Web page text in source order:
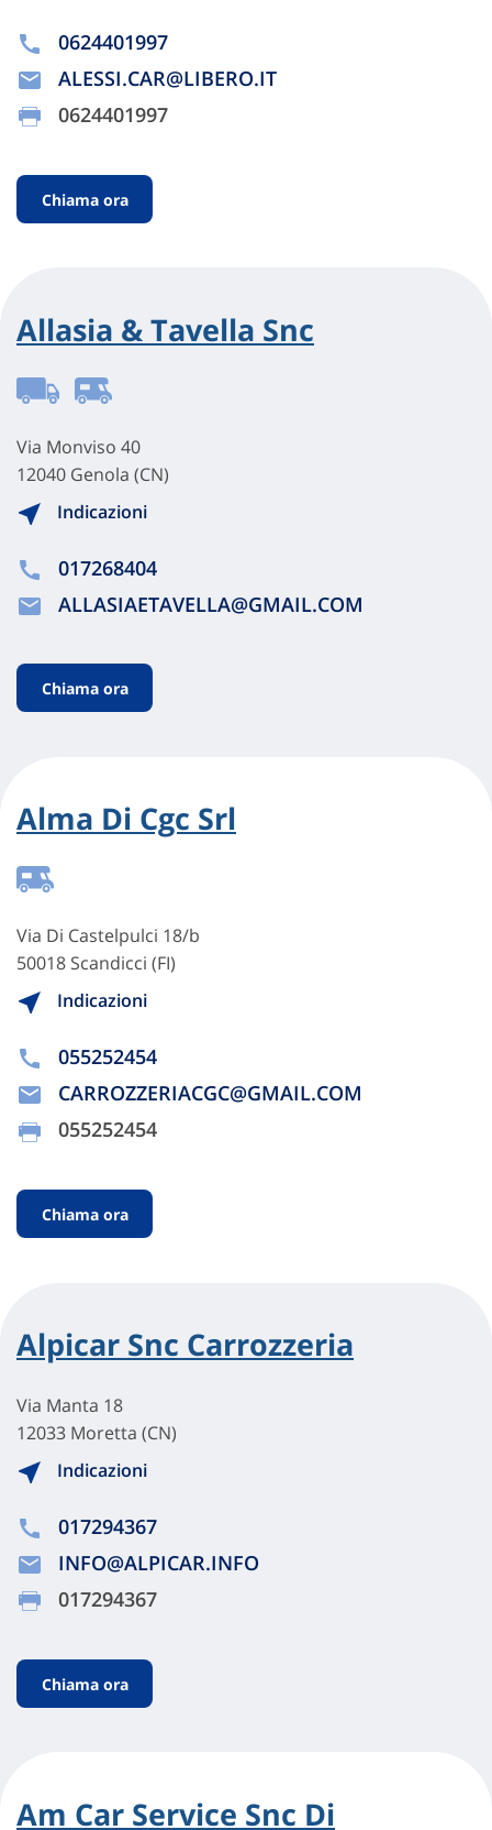
0624401997
ALESSI.CAR@LIBERO.IT
0624401997
Chiama ora
Allasia & Tavella Snc
Via Monviso 40
12040 Genola (CN)
Indicazioni
017268404
ALLASIAETAVELLA@GMAIL.COM
Chiama ora
Alma Di Cgc Srl
Via Di Castelpulci 18/b
50018 Scandicci (FI)
Indicazioni
055252454
CARROZZERIACGC@GMAIL.COM
055252454
Chiama ora
Alpicar Snc Carrozzeria
Via Manta 18
12033 Moretta (CN)
Indicazioni
017294367
INFO@ALPICAR.INFO
017294367
Chiama ora
Am Car Service Snc Di